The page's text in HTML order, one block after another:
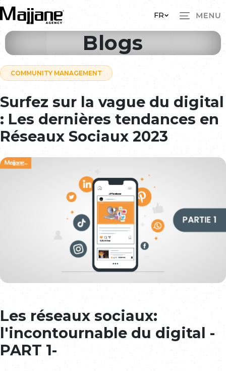
Skip to main content
FR
Blogs
COMMUNITY MANAGEMENT
Surfez sur la vague du digital
: Les dernières tendances en
Réseaux Sociaux 2023
Les réseaux sociaux:
l'incontournable du digital -
PART 1-